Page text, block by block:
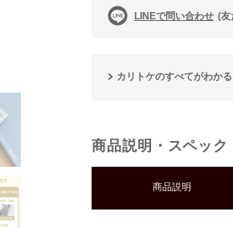
LINEで問い合わせ (友
カリトケのすべてがわか
商品説明・スペック
商品説明